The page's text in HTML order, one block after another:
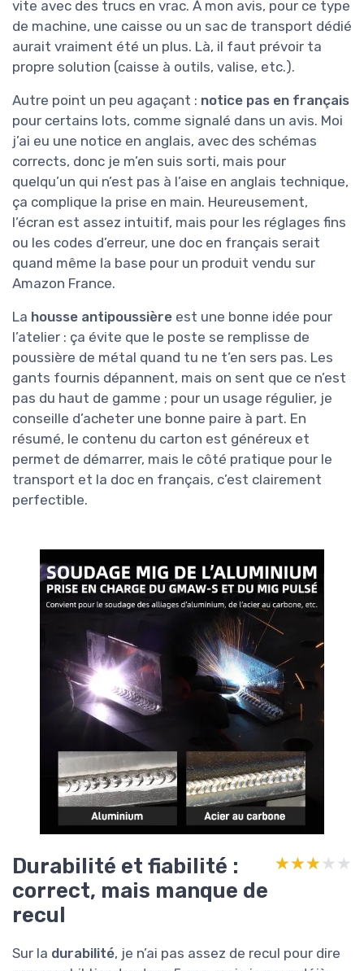
vite avec des trucs en vrac. À mon avis, pour ce type
de machine, une caisse ou un sac de transport dédié
aurait vraiment été un plus. Là, il faut prévoir ta
propre solution (caisse à outils, valise, etc.).
Autre point un peu agaçant : notice pas en français
pour certains lots, comme signalé dans un avis. Moi
j’ai eu une notice en anglais, avec des schémas
corrects, donc je m’en suis sorti, mais pour
quelqu’un qui n’est pas à l’aise en anglais technique,
ça complique la prise en main. Heureusement,
l’écran est assez intuitif, mais pour les réglages fins
ou les codes d’erreur, une doc en français serait
quand même la base pour un produit vendu sur
Amazon France.
La housse antipoussière est une bonne idée pour
l’atelier : ça évite que le poste se remplisse de
poussière de métal quand tu ne t’en sers pas. Les
gants fournis dépannent, mais on sent que ce n’est
pas du haut de gamme ; pour un usage régulier, je
conseille d’acheter une bonne paire à part. En
résumé, le contenu du carton est généreux et
permet de démarrer, mais le côté pratique pour le
transport et la doc en français, c’est clairement
perfectible.
Durabilité et fiabilité :
correct, mais manque de
recul
★★★★★
★★★★★
Sur la durabilité, je n’ai pas assez de recul pour dire